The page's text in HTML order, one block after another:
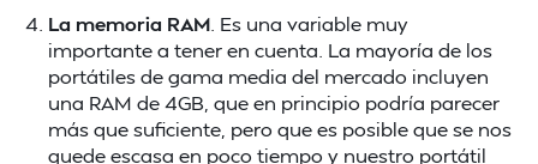
La memoria RAM. Es una variable muy
importante a tener en cuenta. La mayoría de los
portátiles de gama media del mercado incluyen
una RAM de 4GB, que en principio podría parecer
más que suficiente, pero que es posible que se nos
quede escasa en poco tiempo y nuestro portátil